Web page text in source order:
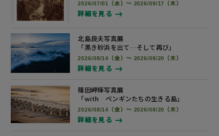
2026/07/01（水）～ 2026/09/17（木）
詳細を見る
北島良夫写真展
「黒き砂浜を出て…そして再び」
2026/08/14（金）～ 2026/08/20（木）
詳細を見る
篠田岬輝写真展
「with ペンギンたちの生きる島」
2026/08/14（金）～ 2026/08/20（木）
詳細を見る